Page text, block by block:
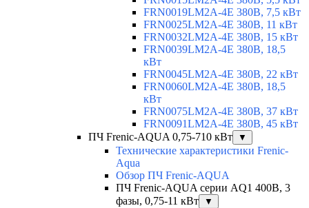
FRN0019LM2A-4E 380В, 7,5 кВт
FRN0025LM2A-4E 380В, 11 кВт
FRN0032LM2A-4E 380В, 15 кВт
FRN0039LM2A-4E 380В, 18,5
кВт
FRN0045LM2A-4E 380В, 22 кВт
FRN0060LM2A-4E 380В, 18,5
кВт
FRN0075LM2A-4E 380В, 37 кВт
FRN0091LM2A-4E 380В, 45 кВт
ПЧ Frenic-AQUA 0,75-710 кВт
▼
Технические характеристики Frenic-
Aqua
Обзор ПЧ Frenic-AQUA
ПЧ Frenic-AQUA серии AQ1 400В, 3
фазы, 0,75-11 кВт
▼